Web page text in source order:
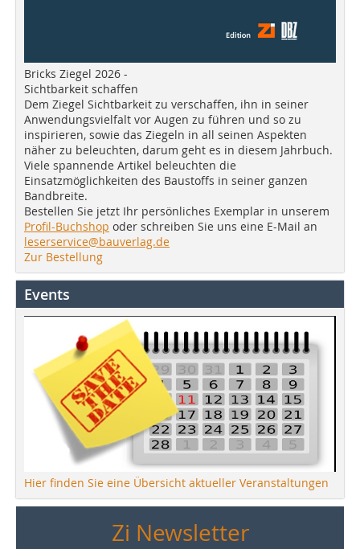
Bricks Ziegel 2026 -
Sichtbarkeit schaffen
Dem Ziegel Sichtbarkeit zu verschaffen, ihn in seiner
Anwendungsvielfalt vor Augen zu führen und so zu
inspirieren, sowie das Ziegeln in all seinen Aspekten
näher zu beleuchten, darum geht es in diesem Jahrbuch.
Viele spannende Artikel beleuchten die
Einsatzmöglichkeiten des Baustoffs in seiner ganzen
Bandbreite.
Bestellen Sie jetzt Ihr persönliches Exemplar in unserem
Profil-Buchshop oder schreiben Sie uns eine E-Mail an
leserservice@bauverlag.de
Zur Bestellung
Events
Hier finden Sie eine Übersicht aktueller Veranstaltungen
Zi Newsletter